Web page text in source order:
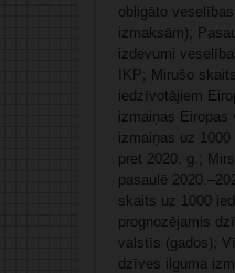
obligāto
izmaksām);
izdevumi
IKP; Mirušo
iedzīvotājiem
izmaiņas
izmaiņas uz 1000
pret 2020. g.;
pasaulē
skaits uz 1000
prognozējamis
valstīs (gados);
dzīves ilguma